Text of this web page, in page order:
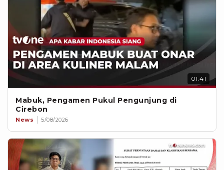
01:41
Mabuk, Pengamen Pukul Pengunjung di
Cirebon
News 5/08/2026